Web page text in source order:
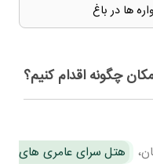
ها در باغ
چگونه اقدام کنیم؟
هتل سرای عامری های